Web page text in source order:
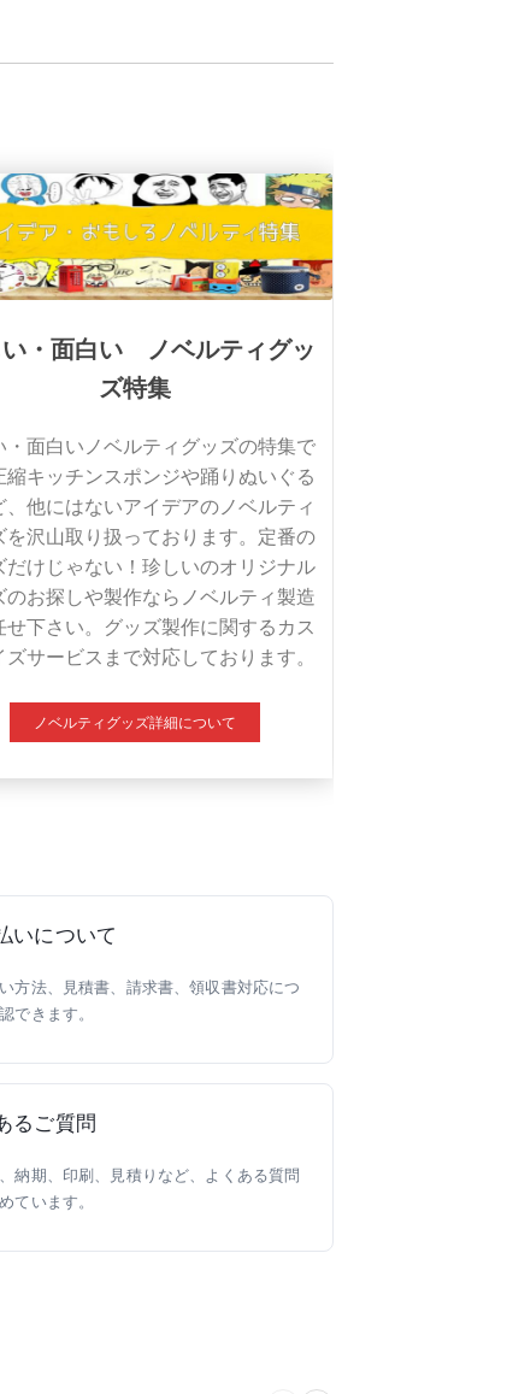
・面白い ノベルティグッ
ズ特集
・面白いノベルティグッズの特集で
縮キッチンスポンジや踊りぬいぐる
、他にはないアイデアのノベルティ
を沢山取り扱っております。定番の
だけじゃない！珍しいのオリジナル
のお探しや製作ならノベルティ製造
せ下さい。グッズ製作に関するカス
ズサービスまで対応しております。
ノベルティグッズ詳細について
いについて
方法、見積書、請求書、領収書対応につ
できます。
るご質問
納期、印刷、見積りなど、よくある質問
ています。